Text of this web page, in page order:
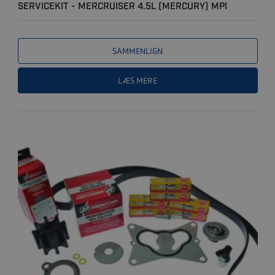
SERVICEKIT - MERCRUISER 4.5L (MERCURY) MPI
SAMMENLIGN
LÆS MERE